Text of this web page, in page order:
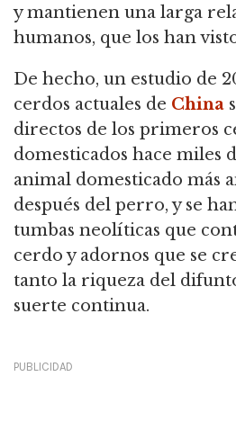
y mantienen una larga
humanos, que los han
De hecho, un estudio de
cerdos actuales de China
directos de los primeros
domesticados hace miles
animal domesticado más
después del perro, y se
tumbas neolíticas que
cerdo y adornos que se
tanto la riqueza del
suerte continua.
PUBLICIDAD